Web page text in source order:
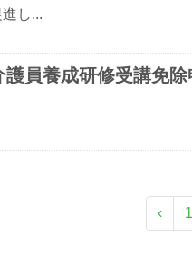
し...
護員養成研修受講免除
‹ 1